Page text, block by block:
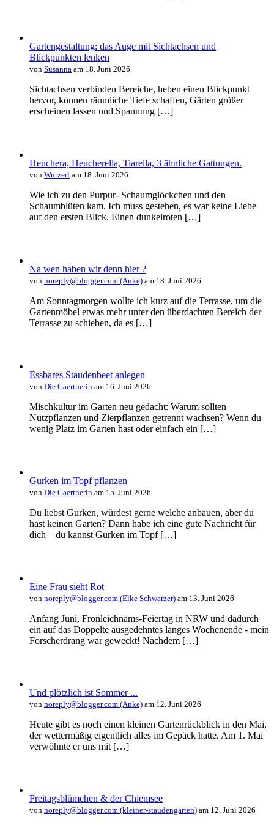
Gartengestaltung: das Auge mit Sichtachsen und
Blickpunkten lenken
von Susanna am 18. Juni 2026
Sichtachsen verbinden Bereiche, heben einen Blickpunkt
hervor, können räumliche Tiefe schaffen, Gärten größer
erscheinen lassen und Spannung […]
Heuchera, Heucherella, Tiarella, 3 ähnliche Gattungen.
von Wurzerl am 18. Juni 2026
Wie ich zu den Purpur- Schaumglöckchen und den
Schaumblüten kam. Ich muss gestehen, es war keine Liebe
auf den ersten Blick. Einen dunkelroten […]
Na wen haben wir denn hier ?
von noreply@blogger.com (Anke) am 18. Juni 2026
Am Sonntagmorgen wollte ich kurz auf die Terrasse, um die
Gartenmöbel etwas mehr unter den überdachten Bereich der
Terrasse zu schieben, da es […]
Essbares Staudenbeet anlegen
von Die Gaertnerin am 16. Juni 2026
Mischkultur im Garten neu gedacht: Warum sollten
Nutzpflanzen und Zierpflanzen getrennt wachsen? Wenn du
wenig Platz im Garten hast oder einfach ein […]
Gurken im Topf pflanzen
von Die Gaertnerin am 15. Juni 2026
Du liebst Gurken, würdest gerne welche anbauen, aber du
hast keinen Garten? Dann habe ich eine gute Nachricht für
dich – du kannst Gurken im Topf […]
Eine Frau sieht Rot
von noreply@blogger.com (Elke Schwarzer) am 13. Juni 2026
Anfang Juni, Fronleichnams-Feiertag in NRW und dadurch
ein auf das Doppelte ausgedehntes langes Wochenende - mein
Forscherdrang war geweckt! Nachdem […]
Und plötzlich ist Sommer ...
von noreply@blogger.com (Anke) am 12. Juni 2026
Heute gibt es noch einen kleinen Gartenrückblick in den Mai,
der wettermäßig eigentlich alles im Gepäck hatte. Am 1. Mai
verwöhnte er uns mit […]
Freitagsblümchen & der Chiemsee
von noreply@blogger.com (kleiner-staudengarten) am 12. Juni 2026